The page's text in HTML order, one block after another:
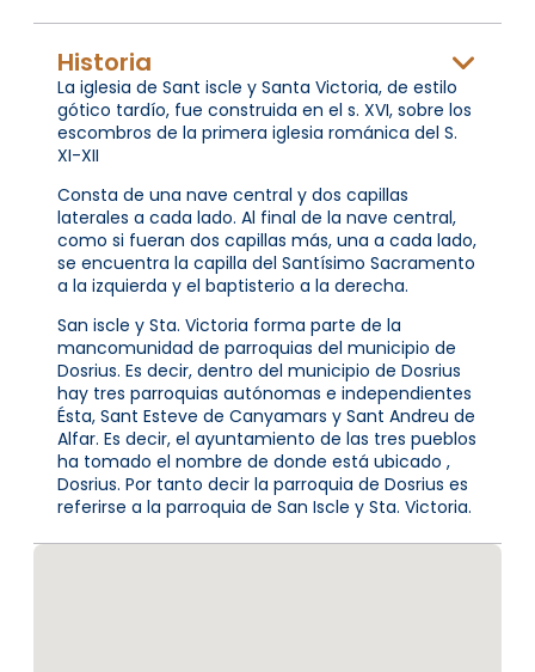
Historia
La iglesia de Sant iscle y Santa Victoria, de estilo
gótico tardío, fue construida en el s. XVI, sobre los
escombros de la primera iglesia románica del S.
XI-XII
Consta de una nave central y dos capillas
laterales a cada lado. Al final de la nave central,
como si fueran dos capillas más, una a cada lado,
se encuentra la capilla del Santísimo Sacramento
a la izquierda y el baptisterio a la derecha.
San iscle y Sta. Victoria forma parte de la
mancomunidad de parroquias del municipio de
Dosrius. Es decir, dentro del municipio de Dosrius
hay tres parroquias autónomas e independientes
Ésta, Sant Esteve de Canyamars y Sant Andreu de
Alfar. Es decir, el ayuntamiento de las tres pueblos
ha tomado el nombre de donde está ubicado ,
Dosrius. Por tanto decir la parroquia de Dosrius es
referirse a la parroquia de San Iscle y Sta. Victoria.